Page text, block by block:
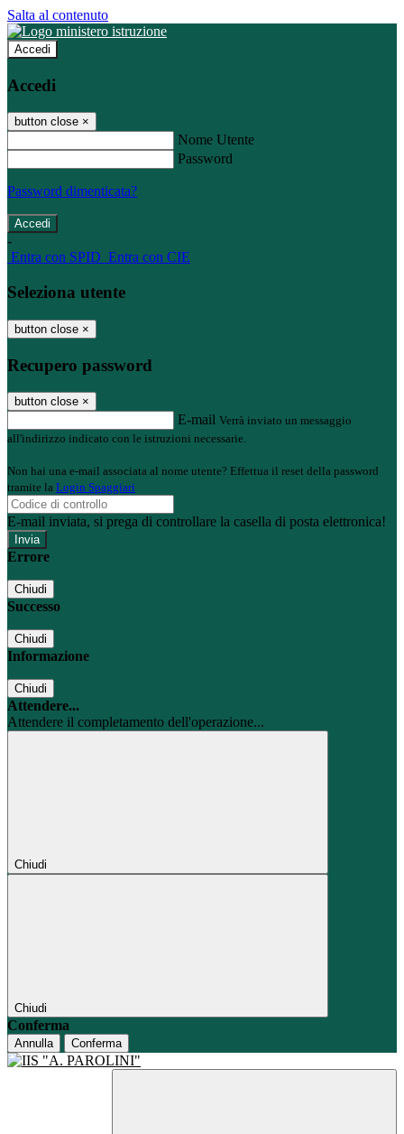
Salta al contenuto
Accedi
Accedi
button close ×
Nome Utente
Password
Password dimenticata?
-
Entra con SPID Entra con CIE
Seleziona utente
button close ×
Recupero password
button close ×
E-mail Verrà inviato un messaggio
all'indirizzo indicato con le istruzioni necessarie.
Non hai una e-mail associata al nome utente? Effettua il reset della password
tramite la Login Spaggiari
E-mail inviata, si prega di controllare la casella di posta elettronica!
Errore
Chiudi
Successo
Chiudi
Informazione
Chiudi
Attendere...
Attendere il completamento dell'operazione...
Chiudi
Chiudi
Conferma
Annulla Conferma